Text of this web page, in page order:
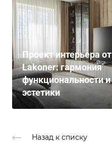
Проект интерьера от
Lakoner: гармония
функциональности и
эстетики
Назад к списку